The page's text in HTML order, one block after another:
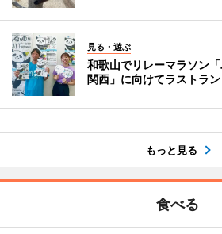
見る・遊ぶ
和歌山でリレーマラソン
関西」に向けてラストラン
もっと見る
食べる